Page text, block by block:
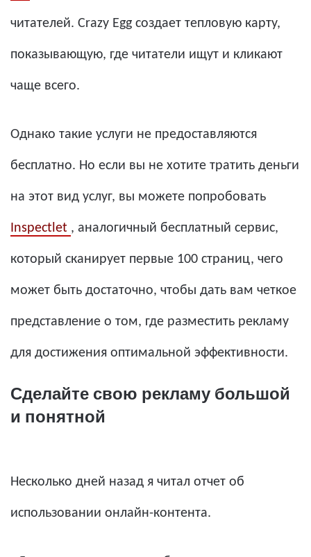
читателей. Crazy Egg создает тепловую карту,
показывающую, где читатели ищут и кликают
чаще всего.
Однако такие услуги не предоставляются
бесплатно. Но если вы не хотите тратить деньги
на этот вид услуг, вы можете попробовать
Inspectlet , аналогичный бесплатный сервис,
который сканирует первые 100 страниц, чего
может быть достаточно, чтобы дать вам четкое
представление о том, где разместить рекламу
для достижения оптимальной эффективности.
Сделайте свою рекламу большой
и понятной
Несколько дней назад я читал отчет об
использовании онлайн-контента.